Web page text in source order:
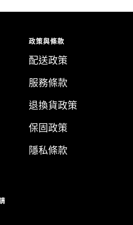
政策與條款
配送政策
服務條款
退換貨政策
保固政策
隱私條款